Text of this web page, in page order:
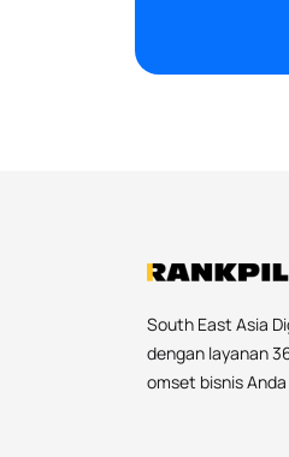
South East Asia
dengan layanan
omset bisnis